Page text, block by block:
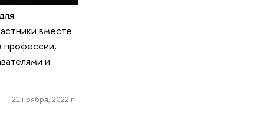
вместе
профессии,
и
21 ноября, 2022 г.